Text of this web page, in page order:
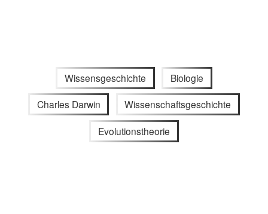
Wissensgeschichte Biologie
Charles Darwin Wissenschaftsgeschichte
Evolutionstheorie